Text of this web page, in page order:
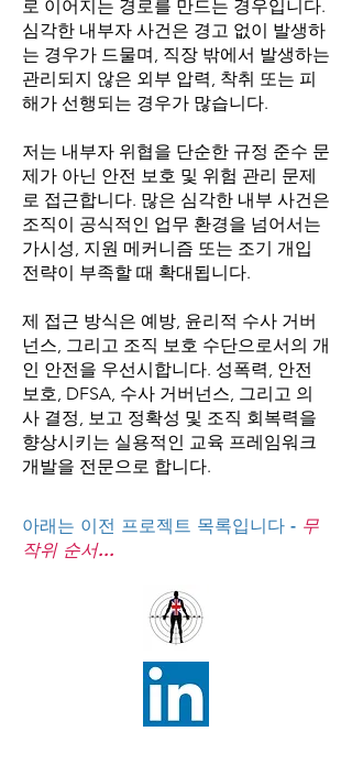
로 이어지는 경로를 만드는 경우입니다.
심각한 내부자 사건은 경고 없이 발생하
는 경우가 드물며, 직장 밖에서 발생하는
관리되지 않은 외부 압력, 착취 또는 피
해가 선행되는 경우가 많습니다.
저는 내부자 위협을 단순한 규정 준수 문
제가 아닌 안전 보호 및 위험 관리 문제
로 접근합니다. 많은 심각한 내부 사건은
조직이 공식적인 업무 환경을 넘어서는
가시성, 지원 메커니즘 또는 조기 개입
전략이 부족할 때 확대됩니다.
제 접근 방식은 예방, 윤리적 수사 거버
넌스, 그리고 조직 보호 수단으로서의 개
인 안전을 우선시합니다. 성폭력, 안전
보호, DFSA, 수사 거버넌스, 그리고 의
사 결정, 보고 정확성 및 조직 회복력을
향상시키는 실용적인 교육 프레임워크
개발을 전문으로 합니다.
아래는 이전 프로젝트 목록입니다 - 무
작위 순서...